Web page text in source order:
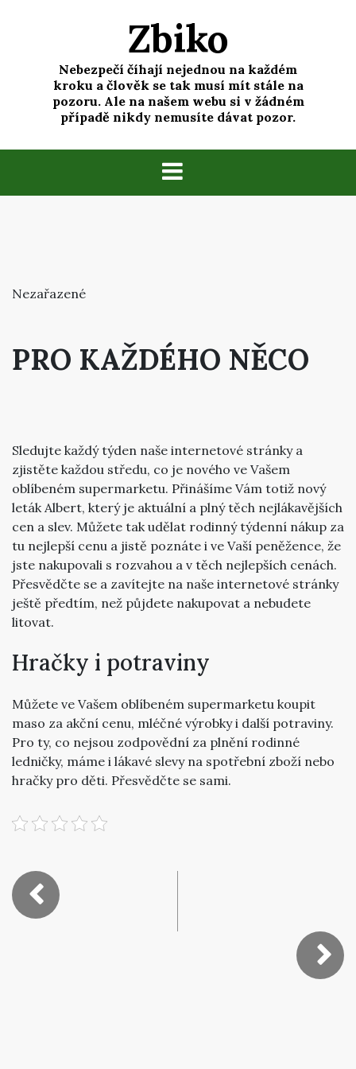
Zbiko
Nebezpečí číhají nejednou na každém
kroku a člověk se tak musí mít stále na
pozoru. Ale na našem webu si v žádném
případě nikdy nemusíte dávat pozor.
Nezařazené
PRO KAŽDÉHO NĚCO
Sledujte každý týden naše internetové stránky a
zjistěte každou středu, co je nového ve Vašem
oblíbeném supermarketu. Přinášíme Vám totiž nový
leták Albert, který je aktuální a plný těch nejlákavějších
cen a slev. Můžete tak udělat rodinný týdenní nákup za
tu nejlepší cenu a jistě poznáte i ve Vaší peněžence, že
jste nakupovali s rozvahou a v těch nejlepších cenách.
Přesvědčte se a zavítejte na naše internetové stránky
ještě předtím, než půjdete nakupovat a nebudete
litovat.
Hračky i potraviny
Můžete ve Vašem oblíbeném supermarketu koupit
maso za akční cenu, mléčné výrobky i další potraviny.
Pro ty, co nejsou zodpovědní za plnění rodinné
ledničky, máme i lákavé slevy na spotřební zboží nebo
hračky pro děti. Přesvědčte se sami.